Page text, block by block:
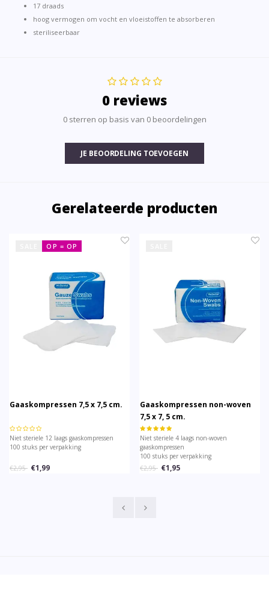
17 draads
hoog vermogen om vocht en vloeistoffen te absorberen
steriliseerbaar
0 reviews
0 sterren op basis van 0 beoordelingen
JE BEOORDELING TOEVOEGEN
Gerelateerde producten
OP = OP
Gaaskompressen 7,5 x 7,5 cm.
Niet steriele 12 laags gaaskompressen
100 stuks per verpakking
€2,95 €1,99
Gaaskompressen non-woven
7,5 x 7, 5 cm.
Niet steriele 4 laags non-woven
gaaskompressen
100 stuks per verpakking
€2,95
€1,95